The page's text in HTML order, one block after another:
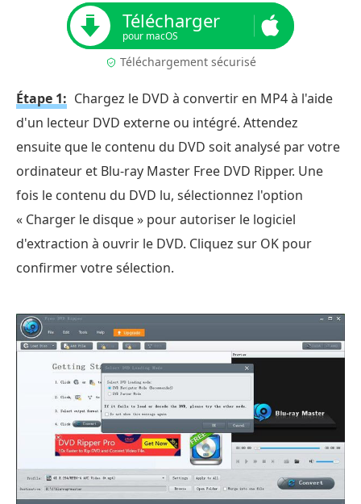
Télécharger
pour macOS
Téléchargement sécurisé
Étape 1: Chargez le DVD à convertir en MP4 à l'aide
d'un lecteur DVD externe ou intégré. Attendez
ensuite que le contenu du DVD soit analysé par votre
ordinateur et Blu-ray Master Free DVD Ripper. Une
fois le contenu du DVD lu, sélectionnez l'option
« Charger le disque » pour autoriser le logiciel
d'extraction à ouvrir le DVD. Cliquez sur OK pour
confirmer votre sélection.